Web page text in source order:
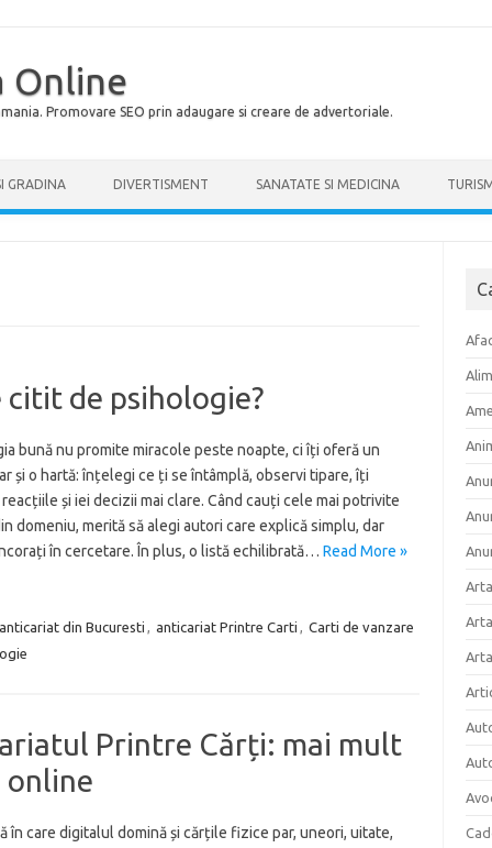
Online
Promovare SEO prin adaugare si creare de advertoriale.
GRADINA DIVERTISMENT SANATATE SI MEDICINA
citit de psihologie?
bună nu promite miracole peste noapte, ci îți oferă un
și o hartă: înțelegi ce ți se întâmplă, observi tipare, îți
și iei decizii mai clare. Când cauți cele mai potrivite
domeniu, merită să alegi autori care explică simplu, dar
în cercetare. În plus, o listă echilibrată… Read More »
din Bucuresti , anticariat Printre Carti , Carti de vanzare
Printre Cărți: mai mult
online
în care digitalul domină și cărțile fizice par, uneori, uitate,